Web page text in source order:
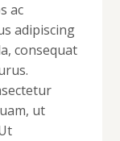
ac
adipiscing
consequat
ut